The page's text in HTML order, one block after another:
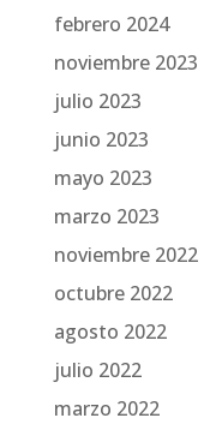
febrero 2024
noviembre 2023
julio 2023
junio 2023
mayo 2023
marzo 2023
noviembre 2022
octubre 2022
agosto 2022
julio 2022
marzo 2022